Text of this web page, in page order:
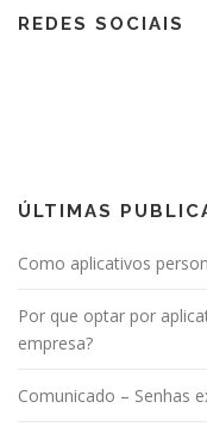
REDES SOCIAIS
ÚLTIMAS
Como aplicativos
Por que optar por
empresa?
Comunicado – Senhas